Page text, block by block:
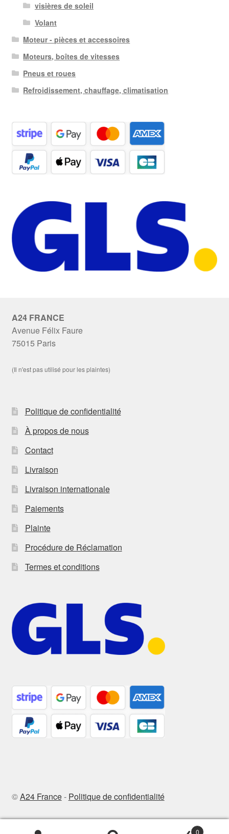
visières de soleil
Volant
Moteur - pièces et accessoires
Moteurs, boîtes de vitesses
Pneus et roues
Refroidissement, chauffage, climatisation
A24 FRANCE
Avenue Félix Faure
75015 Paris
(Il n'est pas utilisé pour les plaintes)
Politique de confidentialité
À propos de nous
Contact
Livraison
Livraison internationale
Paiements
Plainte
Procédure de Réclamation
Termes et conditions
©A24 France- Politique de confidentialité
0